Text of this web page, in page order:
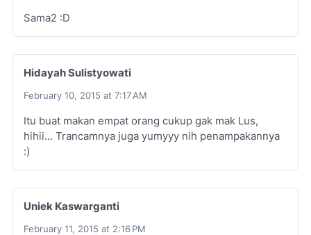
Sama2 :D
Hidayah Sulistyowati
February 10, 2015 at 7:17 AM
Itu buat makan empat orang cukup gak mak Lus,
hihii... Trancamnya juga yumyyy nih penampakannya
:)
Uniek Kaswarganti
February 11, 2015 at 2:16 PM